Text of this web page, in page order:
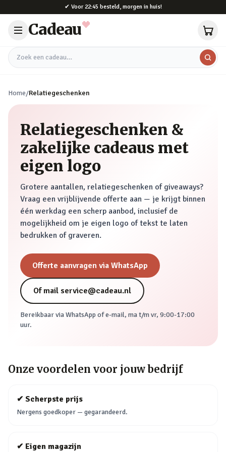
✔ Voor 22:45 besteld, morgen in huis!
Cadeau
Zoek een cadeau
Home/Relatiegeschenken
Relatiegeschenken &
zakelijke cadeaus met
eigen logo
Grotere aantallen, relatiegeschenken of giveaways?
Vraag een vrijblijvende offerte aan — je krijgt binnen
één werkdag een scherp aanbod, inclusief de
mogelijkheid om je eigen logo of tekst te laten
bedrukken of graveren.
Offerte aanvragen via WhatsApp
Of mail service@cadeau.nl
Bereikbaar via WhatsApp of e-mail, ma t/m vr, 9:00-17:00
uur.
Onze voordelen voor jouw bedrijf
✔ Scherpste prijs
Nergens goedkoper — gegarandeerd.
✔ Eigen magazijn